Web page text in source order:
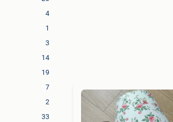
4
1
3
14
19
7
2
33